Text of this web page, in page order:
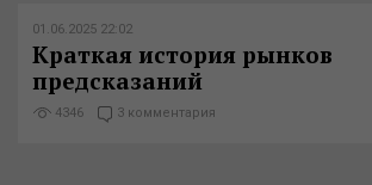
01.06.2025 22:02
Краткая история рынков
предсказаний
4346 3 комментария